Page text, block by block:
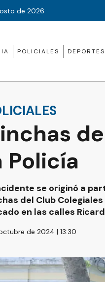
de 2026
POLICIALES DEPORTES
Policía
se originó a
del Club
en las calles
de 2024 | 13:30